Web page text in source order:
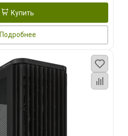
Купить
Подробнее